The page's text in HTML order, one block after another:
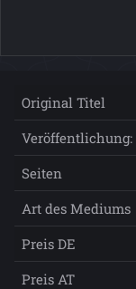
Original Titel
Veröffentlichung:
Seiten
Art des Mediums
Preis DE
Preis AT